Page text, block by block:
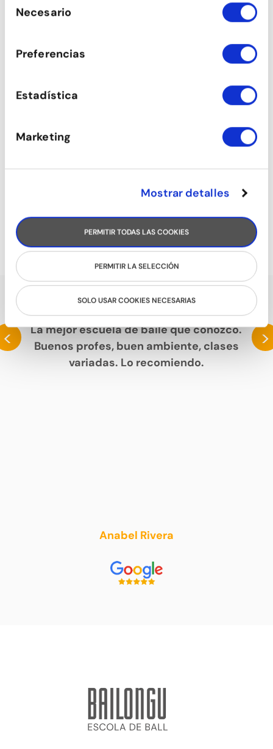
de sus servicios.
deNecesario
Preferencias
Estadística
Marketing
Mostrar detalles
PERMITIR TODAS LAS COOKIES
PERMITIR LA SELECCIÓN
SOLO USAR COOKIES NECESARIAS
HABLAN DE NOSOTROS
<
La mejor escuela de baile que conozco.
Buenos profes, buen ambiente, clases
variadas. Lo recomiendo.
Anabel Rivera
>